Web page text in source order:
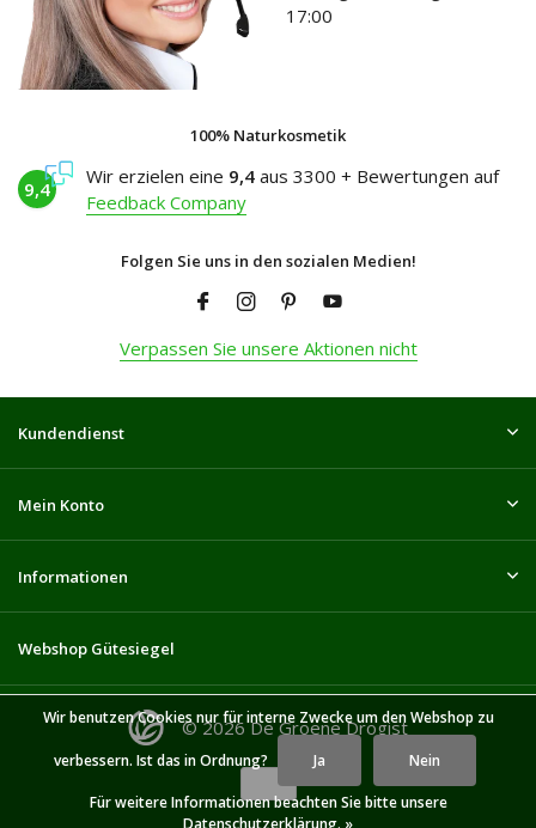
17:00
100% Naturkosmetik
9,4
Wir erzielen eine 9,4 aus 3300 + Bewertungen auf
Feedback Company
Folgen Sie uns in den sozialen Medien!
Verpassen Sie unsere Aktionen nicht
Kundendienst
Mein Konto
Informationen
Webshop Gütesiegel
© 2026 De Groene Drogist
Wir benutzen Cookies nur für interne Zwecke um den Webshop zu
verbessern. Ist das in Ordnung? Ja Nein
Für weitere Informationen beachten Sie bitte unsere
Datenschutzerklärung. »